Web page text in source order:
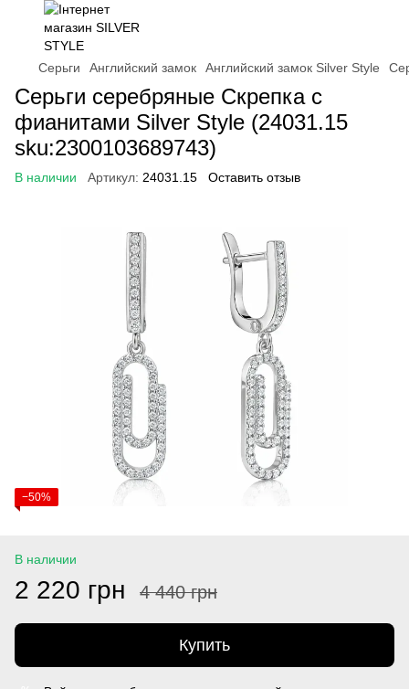
Серьги Английский замок Английский замок Silver Style
Серьги серебряные Скрепка с
фианитами Silver Style (24031.15
sku:2300103689743)
В наличии Артикул: 24031.15 Оставить отзыв
−50%
В наличии
2 220 грн 4 440 грн
Купить